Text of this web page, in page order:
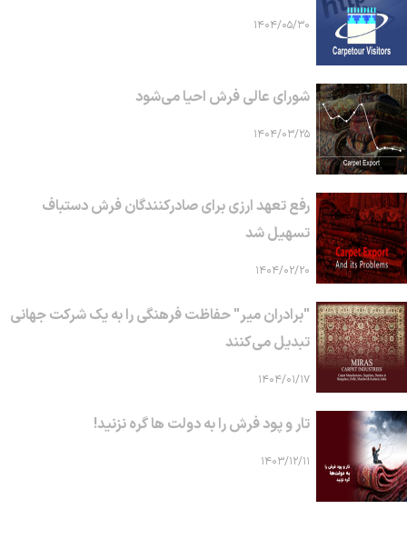
۱۴۰۴/۰۵/۳۰
شورای عالی فرش احیا می‌شود
۱۴۰۴/۰۳/۲۵
رفع تعهد ارزی برای صادرکنندگان فرش دستباف
تسهیل شد
۱۴۰۴/۰۲/۲۰
"برادران میر" حفاظت فرهنگی را به یک شرکت جهانی
تبدیل می‌کنند
۱۴۰۴/۰۱/۱۷
تار و پود فرش را به دولت ها گره نزنید!
۱۴۰۳/۱۲/۱۱